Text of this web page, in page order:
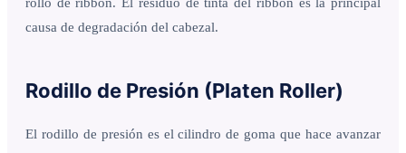
causa de degradación del cabezal.
Rodillo de Presión (Platen Roller)
El rodillo de presión es el cilindro de goma que hace avanzar